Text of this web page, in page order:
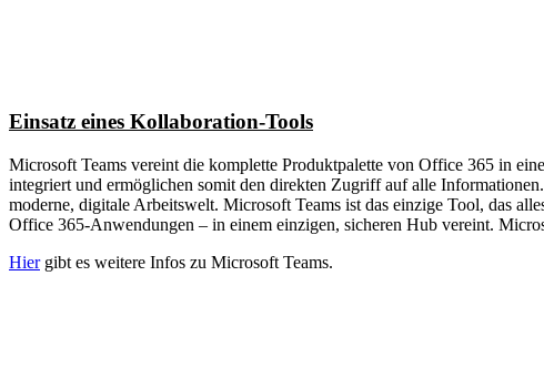
Einsatz eines Kollaboration-Tools
Microsoft Teams vereint die komplette Produktpalette von Office 365 in
integriert und ermöglichen somit den direkten Zugriff auf alle
moderne, digitale Arbeitswelt. Microsoft Teams ist das einzige Tool, das
Office 365-Anwendungen – in einem einzigen, sicheren Hub vereint.
Hiergibt es weitere Infos zu Microsoft Teams.